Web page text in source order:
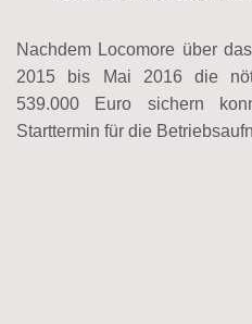
Nachdem Locomore über
2015 bis Mai 2016 die
539.000 Euro sichern
Starttermin für die